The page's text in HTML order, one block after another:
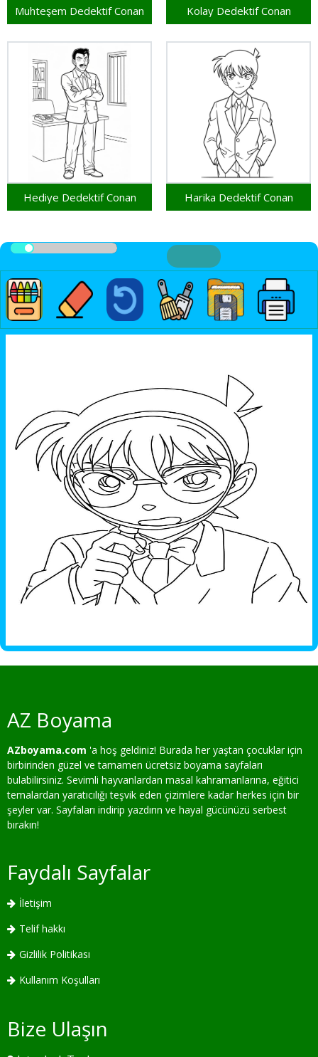
Muhteşem Dedektif Conan Kolay Dedektif Conan
Hediye Dedektif Conan Harika Dedektif Conan
AZ Boyama
AZboyama.com 'a hoş geldiniz! Burada her yaştan çocuklar için
birbirinden güzel ve tamamen ücretsiz boyama sayfaları
bulabilirsiniz. Sevimli hayvanlardan masal kahramanlarına, eğitici
temalardan yaratıcılığı teşvik eden çizimlere kadar herkes için bir
şeyler var. Sayfaları indirip yazdırın ve hayal gücünüzü serbest
bırakın!
Faydalı Sayfalar
İletişim
Telif hakkı
Gizlilik Politikası
Kullanım Koşulları
Bize Ulaşın